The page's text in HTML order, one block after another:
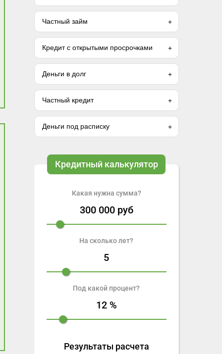
Частный займ
Кредит с открытыми просрочками
Деньги в долг
Частный кредит
Деньги под расписку
Кредитный калькулятор
Какая нужна сумма?
300 000руб
На сколько лет?
5
Под какой процент?
12%
Результаты расчета